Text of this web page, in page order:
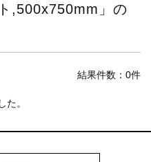
,500x750mm 」の
結果件数：0件
。